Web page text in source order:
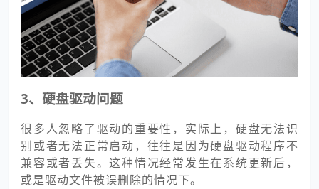
3、硬盘驱动问题
很多人忽略了驱动的重要性，实际上，硬盘无法识
别或者无法正常启动，往往是因为硬盘驱动程序不
兼容或者丢失。这种情况经常发生在系统更新后，
或是驱动文件被误删除的情况下。